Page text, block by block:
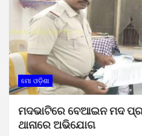
ମୋ ଓଡ଼ିଶା
ମଦଭାଟିରେ ବେଆଇନ ମଦ
ଥାନାରେ ଅଭିଯୋଗ